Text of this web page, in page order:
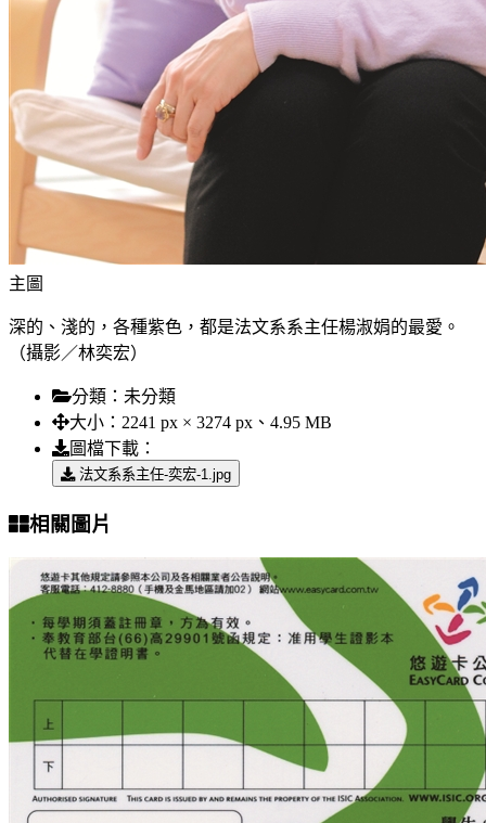
主圖
深的、淺的，各種紫色，都是法文系系主任楊淑娟的最愛。
（攝影／林奕宏）
分類： 未分類
大小： 2241 px × 3274 px、4.95 MB
圖檔下載：
法文系系主任-奕宏-1.jpg
相關圖片